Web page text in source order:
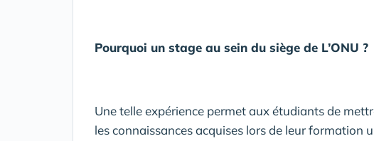
Pourquoi un stage au sein du siège de L’ONU ?
Une telle expérience permet aux étudiants de
les connaissances acquises lors de leur formation